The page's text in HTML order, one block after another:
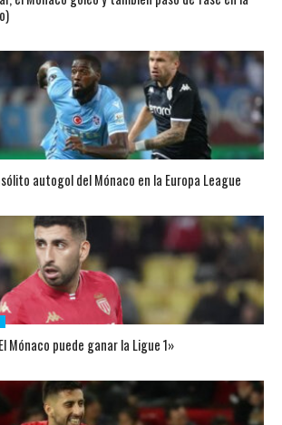
autogol del Mónaco en la Europa League
Mónaco puede ganar la Ligue 1»